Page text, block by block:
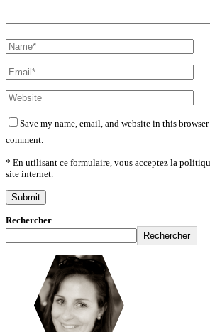
Save my name, email, and website in this
comment.
* En utilisant ce formulaire, vous acceptez la
site internet.
Rechercher
Rechercher